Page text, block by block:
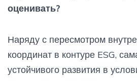
оценивать?
Наряду с пересмотром
координат в контуре ESG,
устойчивого развития в